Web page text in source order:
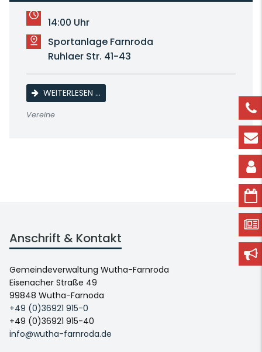
14:00 Uhr
Sportanlage Farnroda
Ruhlaer Str. 41-43
WEITERLESEN …SG EFC RUHLA 08/FSV WUTHA-
Vereine
Anschrift & Kontakt
Gemeindeverwaltung Wutha-Farnroda
Eisenacher Straße 49
99848 Wutha-Farnoda
+49 (0)36921 915-0
+49 (0)36921 915-40
info@wutha-farnroda.de